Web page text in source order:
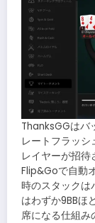
ThanksGGはバ
レートフラッ
レイヤーが招
Flip&Goで自動
時のスタックは
はわずか9BBほ
席になる仕組み